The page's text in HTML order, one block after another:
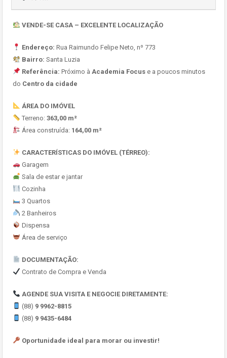
VENDE-SE CASA – EXCELENTE LOCALIZAÇÃO
Endereço: Rua Raimundo Felipe Neto, nº 773
Bairro: Santa Luzia
Referência: Próximo à Academia Focuse a poucos minutos
do Centro da cidade
ÁREA DO IMÓVEL
Terreno: 363,00 m²
Área construída: 164,00 m²
CARACTERÍSTICAS DO IMÓVEL (TÉRREO):
Garagem
Sala de estar e jantar
Cozinha
3 Quartos
2 Banheiros
Dispensa
Área de serviço
DOCUMENTAÇÃO:
Contrato de Compra e Venda
AGENDE SUA VISITA E NEGOCIE DIRETAMENTE:
(88) 9 9962-8815
(88) 9 9435-6484
Oportunidade ideal para morar ou investir!